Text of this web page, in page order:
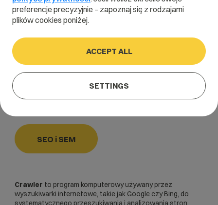
Home/Dictionary/SEO i SEM/Crawler
Crawler
robot wyszukiwarek,bot
SEO i SEM
Crawler to program komputerowy używany przez
wyszukiwarki internetowe, takie jak Google czy Bing, do
systematycznego przeszukiwania i analizowania stron
preferencje precyzyjnie – zapoznaj się z rodzajami
plików cookies poniżej.
ACCEPT ALL
SETTINGS